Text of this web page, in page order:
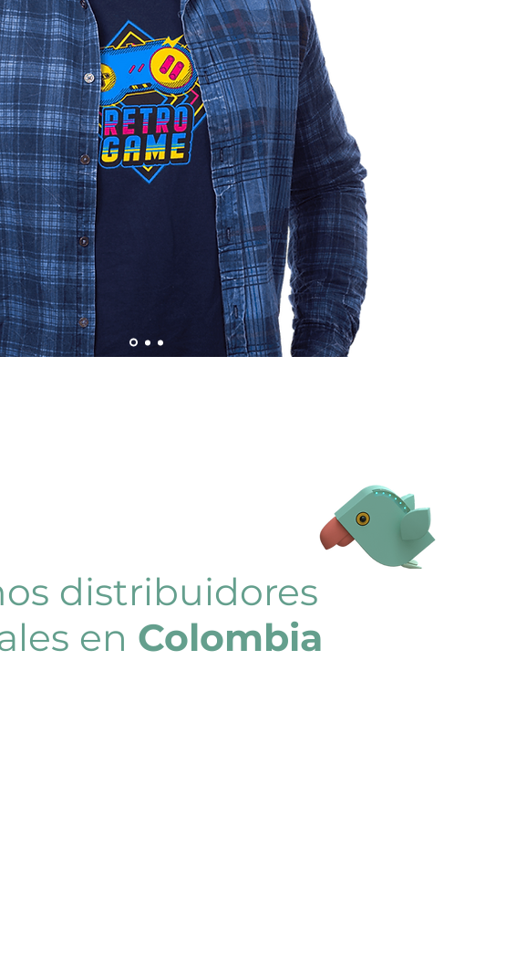
distribuidores
en Colombia